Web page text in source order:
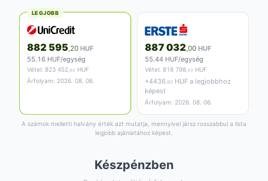
LEGJOBB
882 595 ,20 HUF
55.16 HUF/egység
Vétel: 823 452 ,80 HUF
Árfolyam: 2026. 08. 06.
887 032 ,00 HUF
55.44 HUF/egység
Vétel: 818 798 ,40 HUF
+4436 ,80 HUF a legjobbhoz
képest
Árfolyam: 2026. 08. 06.
A számok melletti halvány érték azt mutatja, mennyivel jársz rosszabbul a lista
legjobb ajánlatához képest.
Készpénzben